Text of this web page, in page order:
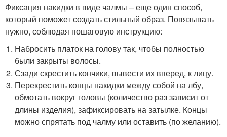
Фиксация накидки в виде чалмы – еще один способ,
который поможет создать стильный образ. Повязывать
нужно, соблюдая пошаговую инструкцию:
Набросить платок на голову так, чтобы полностью
были закрыты волосы.
Сзади скрестить кончики, вывести их вперед, к лицу.
Перекрестить концы накидки между собой на лбу,
обмотать вокруг головы (количество раз зависит от
длины изделия), зафиксировать на затылке. Концы
можно спрятать под чалму или оставить (по желанию).